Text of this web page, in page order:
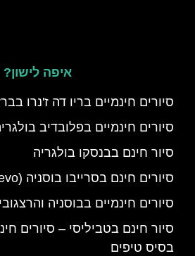
איפה לישון?
סיורים חינמיים בריו דה ז'נרו
סיורים חינמיים בפלובדיב
סיור חינם בבנסקו בולגריה
סיורים חינם בסרייבו בוסניה (Sarajevo)
סיורים חינמיים בבוסניה
סיור חינם בטביליסי – סיורים
בסיס טיפים